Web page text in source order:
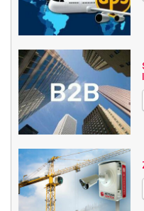
Optischer Zoom
Videokompression
Veröffentlichungsdatum